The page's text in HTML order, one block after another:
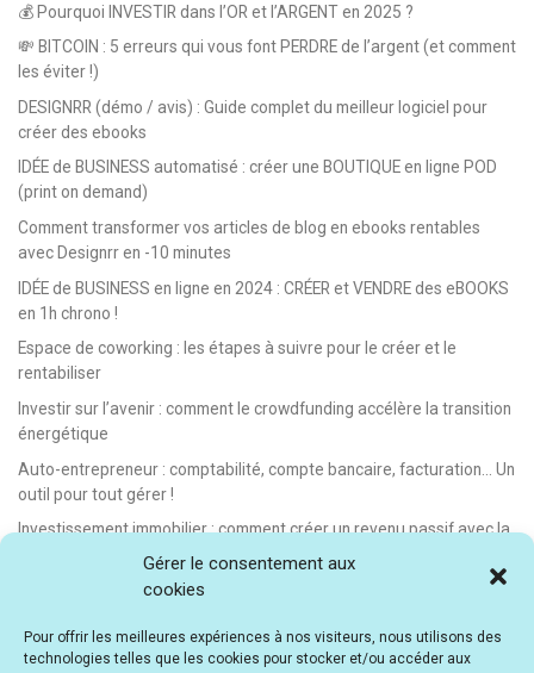
Gérer le consentement aux
cookies
Pour offrir les meilleures expériences à nos visiteurs, nous utilisons des
technologies telles que les cookies pour stocker et/ou accéder aux
💰 Pourquoi INVESTIR dans l’OR et l’ARGENT en 2025 ?
💸 BITCOIN : 5 erreurs qui vous font PERDRE de l’argent (et comment
les éviter !)
DESIGNRR (démo / avis) : Guide complet du meilleur logiciel pour
créer des ebooks
IDÉE de BUSINESS automatisé : créer une BOUTIQUE en ligne POD
(print on demand)
Comment transformer vos articles de blog en ebooks rentables
avec Designrr en -10 minutes
IDÉE de BUSINESS en ligne en 2024 : CRÉER et VENDRE des eBOOKS
en 1h chrono !
Espace de coworking : les étapes à suivre pour le créer et le
rentabiliser
Investir sur l’avenir : comment le crowdfunding accélère la transition
énergétique
Auto-entrepreneur : comptabilité, compte bancaire, facturation… Un
outil pour tout gérer !
Investissement immobilier : comment créer un revenu passif avec la
location saisonnière
E-learning : les meilleurs LMS gratuits et payants pour créer et
Idée de business en ligne automatisé : vendre des formations en e-